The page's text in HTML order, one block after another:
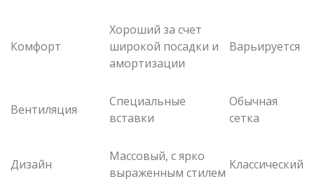
Комфорт
Хороший за счет
широкой посадки и
амортизации
Варьируется
Вентиляция
Специальные
вставки
Обычная
сетка
Дизайн
Массовый, с ярко
выраженным стилем
Классический